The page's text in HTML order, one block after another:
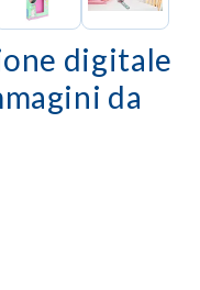
digitale
da